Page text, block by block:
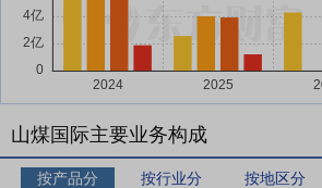
山煤国际主要业务构成
按产品分 按行业分 按地区分